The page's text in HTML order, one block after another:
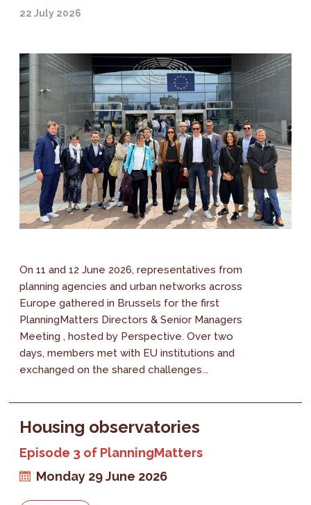
22 July 2026
On 11 and 12 June 2026, representatives from
planning agencies and urban networks across
Europe gathered in Brussels for the first
PlanningMatters Directors & Senior Managers
Meeting , hosted by Perspective. Over two
days, members met with EU institutions and
exchanged on the shared challenges...
Housing observatories
Episode 3 of PlanningMatters
Monday 29 June 2026